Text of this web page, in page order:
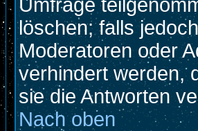
Umfrage
löschen; falls
Moderatoren oder
verhindert werden,
sie die Antworten
Nach oben